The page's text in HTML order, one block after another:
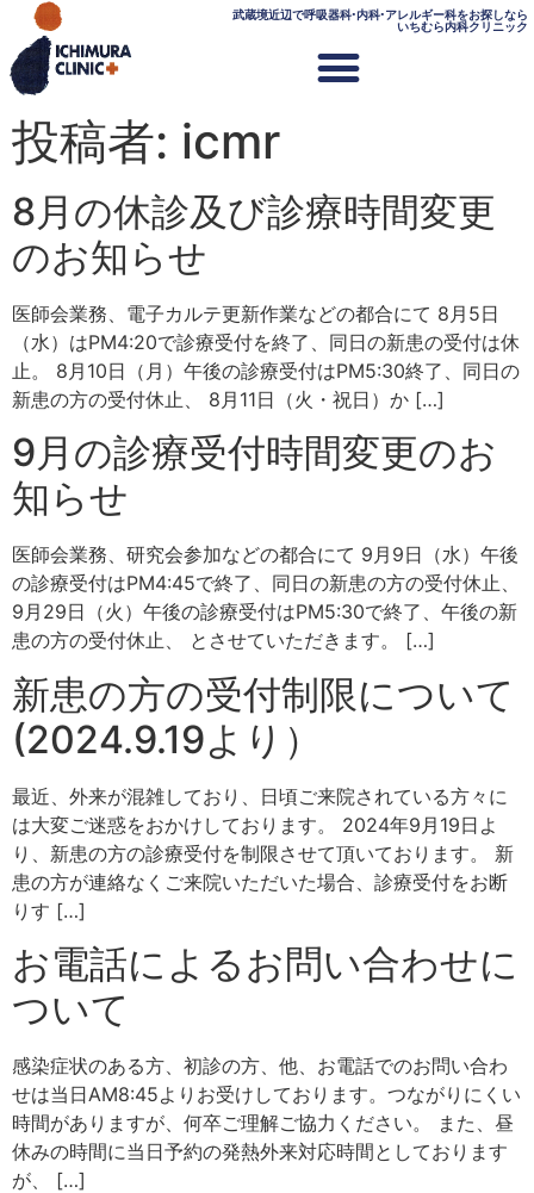
武蔵境近辺で呼吸器科•内科•アレルギー科をお探しなら
いちむら内科クリニック
投稿者: icmr
8月の休診及び診療時間変更
のお知らせ
医師会業務、電子カルテ更新作業などの都合にて 8月5日
（水）はPM4:20で診療受付を終了、同日の新患の受付は休
止。 8月10日（月）午後の診療受付はPM5:30終了、同日の
新患の方の受付休止、 8月11日（火・祝日）か […]
9月の診療受付時間変更のお
知らせ
医師会業務、研究会参加などの都合にて 9月9日（水）午後
の診療受付はPM4:45で終了、同日の新患の方の受付休止、
9月29日（火）午後の診療受付はPM5:30で終了、午後の新
患の方の受付休止、 とさせていただきます。 […]
新患の方の受付制限について
(2024.9.19より）
最近、外来が混雑しており、日頃ご来院されている方々に
は大変ご迷惑をおかけしております。 2024年9月19日よ
り、新患の方の診療受付を制限させて頂いております。 新
患の方が連絡なくご来院いただいた場合、診療受付をお断
りす […]
お電話によるお問い合わせに
ついて
感染症状のある方、初診の方、他、お電話でのお問い合わ
せは当日AM8:45よりお受けしております。つながりにくい
時間がありますが、何卒ご理解ご協力ください。 また、昼
休みの時間に当日予約の発熱外来対応時間としております
が、 […]